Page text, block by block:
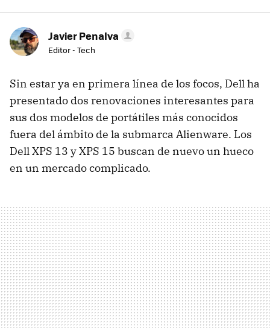
Javier Penalva
Editor - Tech
Sin estar ya en primera línea de los focos, Dell ha
presentado dos renovaciones interesantes para
sus dos modelos de portátiles más conocidos
fuera del ámbito de la submarca Alienware. Los
Dell XPS 13 y XPS 15 buscan de nuevo un hueco
en un mercado complicado.